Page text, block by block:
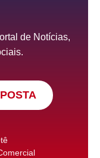
de Notícias,